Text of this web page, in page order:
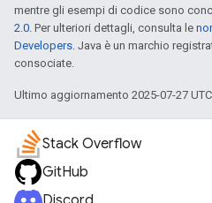
mentre gli esempi di codice sono
2.0. Per ulteriori dettagli, consulta le
Developers. Java è un marchio
consociate.
Ultimo aggiornamento 2025-07-27
Stack Overflow
GitHub